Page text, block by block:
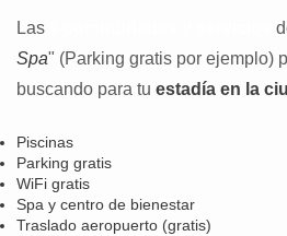
Las
Spa" (Parking gratis por ejemplo)
buscando para tu estadía en la
Piscinas
Parking gratis
WiFi gratis
Spa y centro de bienestar
Traslado aeropuerto (gratis)